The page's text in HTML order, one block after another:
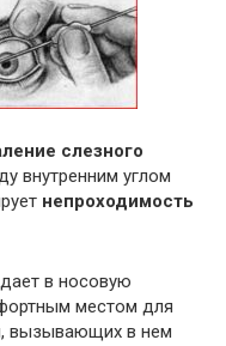
слезного
внутренним углом
непроходимость
в носовую
местом для
вызывающих в нем